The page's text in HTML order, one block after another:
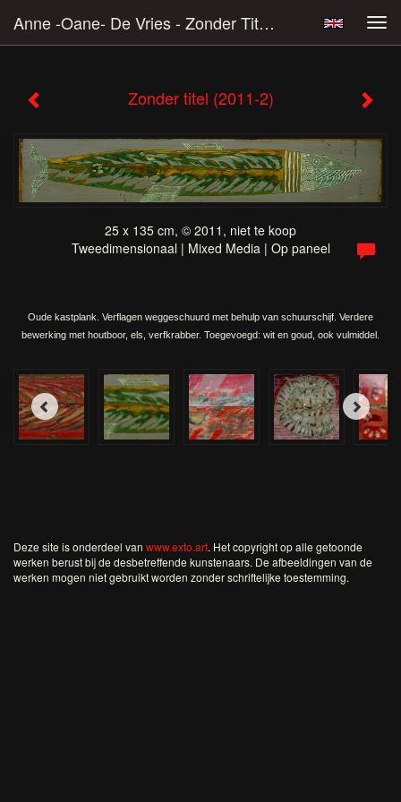
Anne -Oane- De Vries - Zonder Titel (2011-2)
Zonder titel (2011-2)
25 x 135 cm, © 2011, niet te koop
Tweedimensionaal | Mixed Media | Op paneel
Oude kastplank. Verflagen weggeschuurd met behulp van schuurschijf. Verdere
bewerking met houtboor, els, verfkrabber. Toegevoegd: wit en goud, ook vulmiddel.
Deze site is onderdeel van www.exto.art. Het copyright op alle getoonde
werken berust bij de desbetreffende kunstenaars. De afbeeldingen van de
werken mogen niet gebruikt worden zonder schriftelijke toestemming.